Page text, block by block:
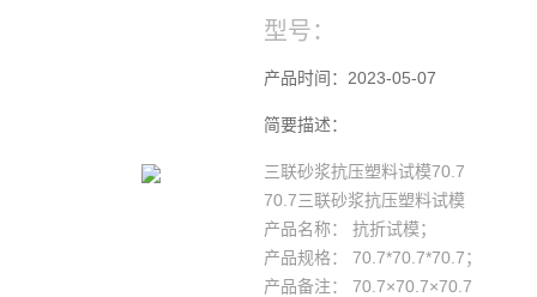
型号：
产品时间：2023-05-07
简要描述：
三联砂浆抗压塑料试模70.7
70.7三联砂浆抗压塑料试模
产品名称： 抗折试模；
产品规格： 70.7*70.7*70.7；
产品备注： 70.7×70.7×70.7